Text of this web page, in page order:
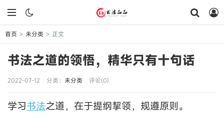
首页 > 未分类 > 正文
书法之道的领悟，精华只有十句话
2022-07-12 分类： 未分类 评论(0)
学习书法之道，在于提纲挈领，规遵原则。